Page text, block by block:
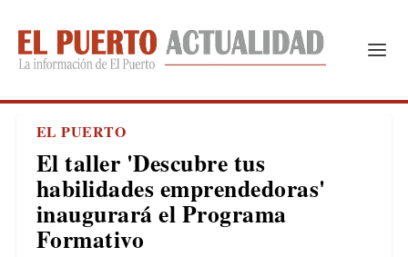
EL PUERTO
El taller 'Descubre tus
habilidades emprendedoras'
inaugurará el Programa
Formativo